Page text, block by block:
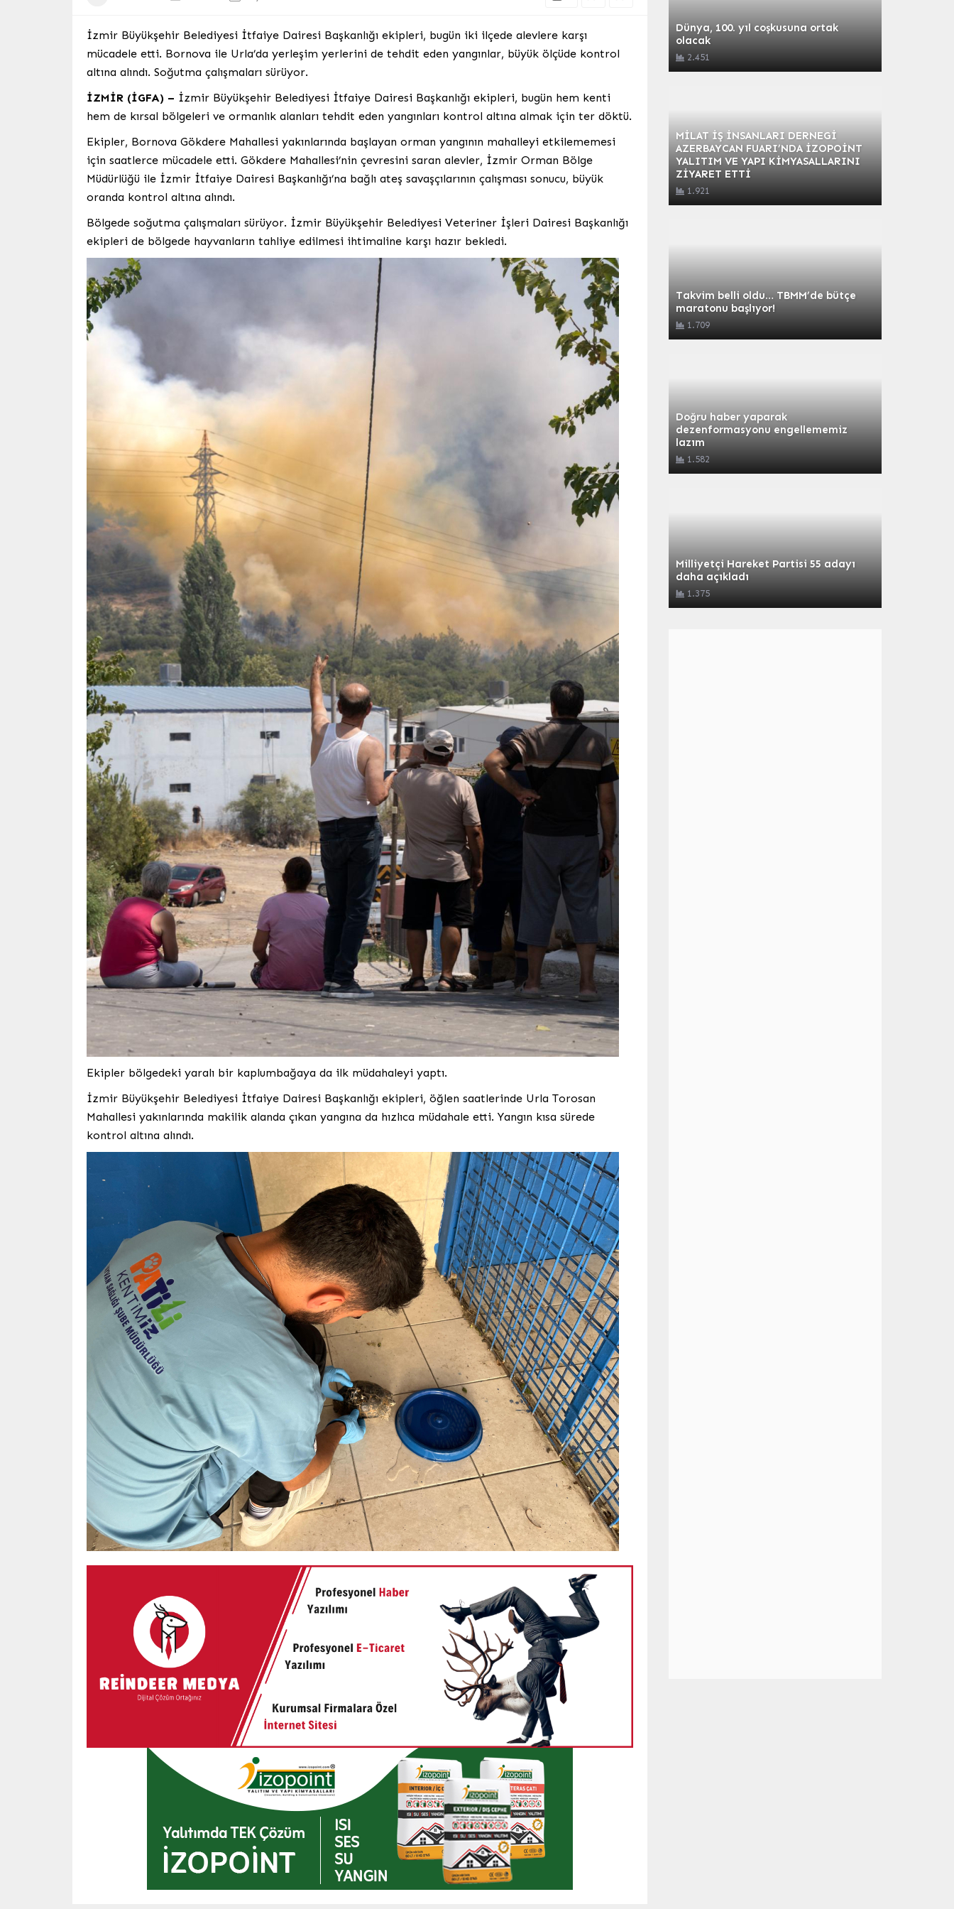
İzmir Büyükşehir Belediyesi İtfaiye Dairesi Başkanlığı ekipleri, bugün iki ilçede alevlere karşı
mücadele etti. Bornova ile Urla’da yerleşim yerlerini de tehdit eden yangınlar, büyük ölçüde kontrol
altına alındı. Soğutma çalışmaları sürüyor.
İZMİR (İGFA) – İzmir Büyükşehir Belediyesi İtfaiye Dairesi Başkanlığı ekipleri, bugün hem kenti
hem de kırsal bölgeleri ve ormanlık alanları tehdit eden yangınları kontrol altına almak için ter döktü.
Ekipler, Bornova Gökdere Mahallesi yakınlarında başlayan orman yangının mahalleyi etkilememesi
için saatlerce mücadele etti. Gökdere Mahallesi’nin çevresini saran alevler, İzmir Orman Bölge
Müdürlüğü ile İzmir İtfaiye Dairesi Başkanlığı’na bağlı ateş savaşçılarının çalışması sonucu, büyük
oranda kontrol altına alındı.
Bölgede soğutma çalışmaları sürüyor. İzmir Büyükşehir Belediyesi Veteriner İşleri Dairesi Başkanlığı
ekipleri de bölgede hayvanların tahliye edilmesi ihtimaline karşı hazır bekledi.
Ekipler bölgedeki yaralı bir kaplumbağaya da ilk müdahaleyi yaptı.
İzmir Büyükşehir Belediyesi İtfaiye Dairesi Başkanlığı ekipleri, öğlen saatlerinde Urla Torosan
Mahallesi yakınlarında makilik alanda çıkan yangına da hızlıca müdahale etti. Yangın kısa sürede
kontrol altına alındı.
Dünya, 100. yıl coşkusuna ortak
olacak
2.451
MİLAT İŞ İNSANLARI DERNEGİ
AZERBAYCAN FUARI’NDA İZOPOİNT
YALITIM VE YAPI KİMYASALLARINI
ZİYARET ETTİ
1.921
Takvim belli oldu… TBMM’de bütçe
maratonu başlıyor!
1.709
Doğru haber yaparak
dezenformasyonu engellememiz
lazım
1.582
Milliyetçi Hareket Partisi 55 adayı
daha açıkladı
1.375